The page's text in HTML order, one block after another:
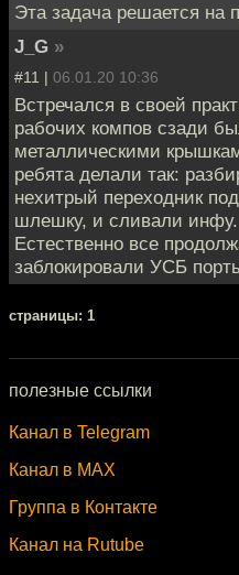
Эта задача решается на
J_G »
#11 | 06.01.20 10:36
Встречался в своей
рабочих компов сзади
металлическими
ребята делали так:
нехитрый переходник
шлешку, и сливали инфу.
Естественно все
заблокировали УСБ
cтраницы: 1
полезные ссылки
Канал в Telegram
Канал в MAX
Группа в Контакте
Канал на Rutube